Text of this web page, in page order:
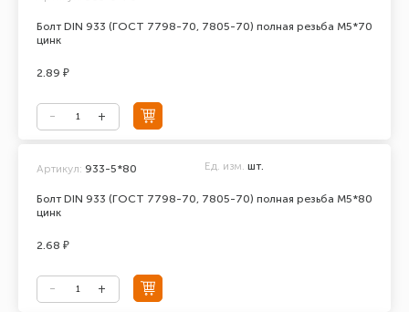
Болт DIN 933 (ГОСТ 7798-70, 7805-70) полная резьба М5*70
цинк
2.89 ₽
Болт DIN 933 (ГОСТ 7798-70, 7805-70) полная резьба М5*80
цинк
Артикул: 933-5*80 Ед. изм. шт.
2.68 ₽